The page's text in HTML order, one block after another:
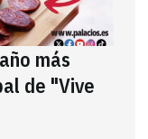
más
de "Vive